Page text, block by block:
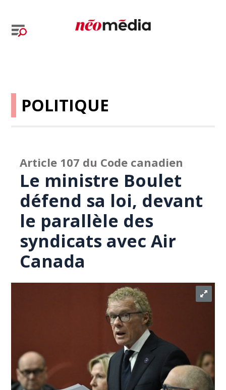
POLITIQUE
Article 107 du Code canadien
Le ministre Boulet
défend sa loi, devant
le parallèle des
syndicats avec Air
Canada